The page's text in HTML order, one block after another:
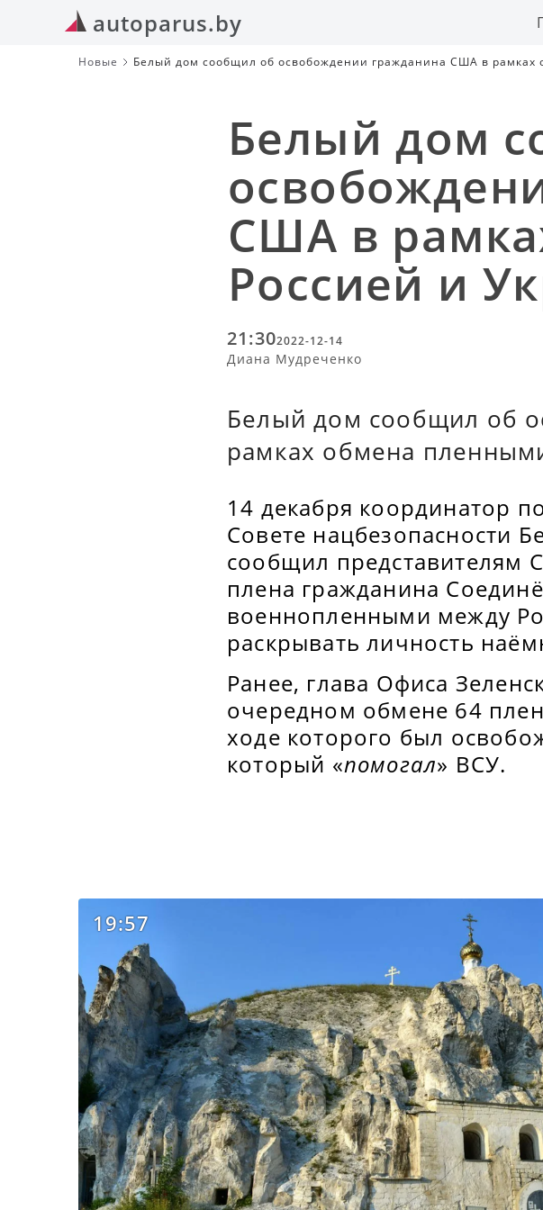
autoparus.by
Новые Белый дом сообщил об освобождении гражданина США в рамках
Белый дом
США в
Россией и
21:302022-12-14
Диана Мудреченко
Белый дом сообщил об
рамках обмена
14 декабря координатор
Совете нацбезопасности
сообщил представителям
плена гражданина
военнопленными между
раскрывать личность
Ранее, глава Офиса
очередном обмене 64
ходе которого был
который «помогал» ВСУ.
19:57